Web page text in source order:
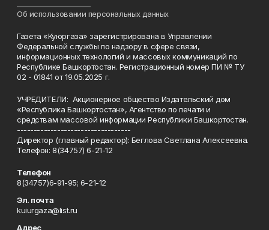
Об использовании персональных данных
Газета «Куюргаза» зарегистрирована в Управлении
Федеральной службы по надзору в сфере связи,
информационных технологий и массовых коммуникаций по
Республике Башкортостан. Регистрационный номер ПИ № ТУ
02 - 01841 от 19.05.2025 г.
УЧРЕДИТЕЛИ: Акционерное общество Издательский дом
«Республика Башкортостан», Агентство по печати и
средствам массовой информации Республики Башкортостан.
----------------------------------
Директор (главный редактор): Беглова Светлана Алексеевна.
Телефон: 8(34757) 6-21-12
Телефон
8(34757)6-91-95; 6-21-12
Эл. почта
kuiurgaza@list.ru
Адрес